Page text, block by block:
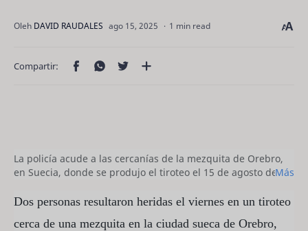
1 min read
La policía acude a las cercanías de la mezquita de Orebro,
en Suecia, donde se produjo el tiroteo el 15 de agosto de
Filip Gronroos/TT NEWS AGENCY/AFP
Más
Dos personas resultaron heridas el viernes en un tiroteo
cerca de una mezquita en la ciudad sueca de Orebro,